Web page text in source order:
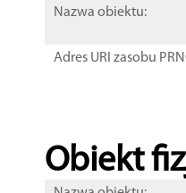
Nazwa obiektu:
Adres URI zasobu
Obiekt